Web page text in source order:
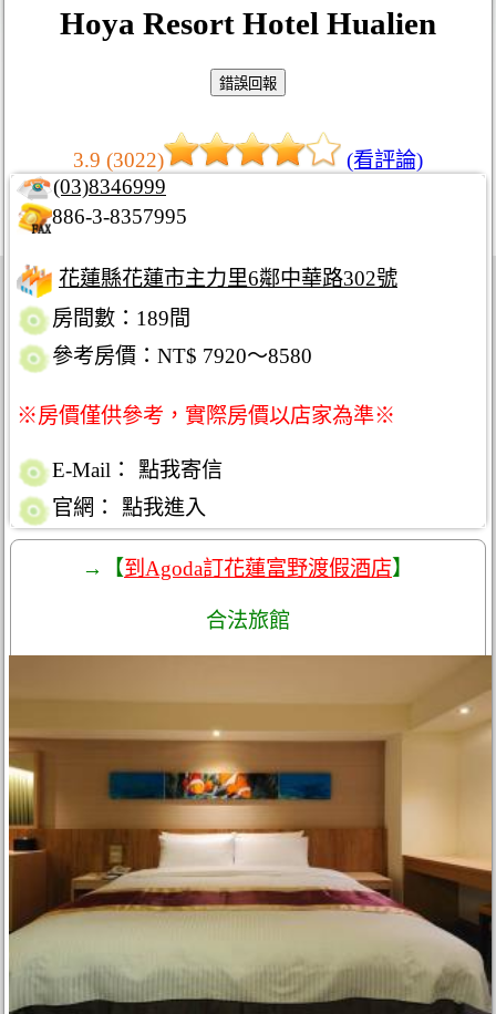
Hoya Resort Hotel Hualien
3.9 (3022)
(看評論)
(03)8346999
886-3-8357995
花蓮縣花蓮市主力里6鄰中華路302號
房間數：189間
參考房價：NT$ 7920～8580
※房價僅供參考，實際房價以店家為準※
E-Mail：
點我寄信
官網：
點我進入
→【到Agoda訂花蓮富野渡假酒店】
合法旅館